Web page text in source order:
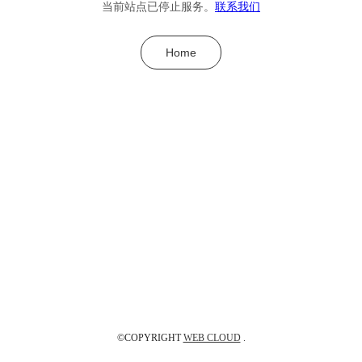
当前站点已停止服务。 联系我们
Home
©COPYRIGHTWEB CLOUD.